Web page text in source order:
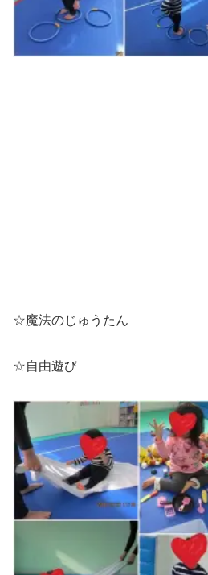
☆魔法のじゅうたん
☆自由遊び